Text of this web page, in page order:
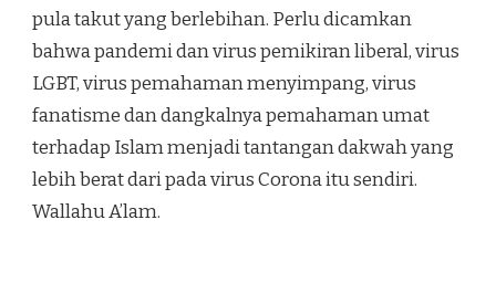
pula takut yang berlebihan. Perlu dicamkan
bahwa pandemi dan virus pemikiran liberal, virus
LGBT, virus pemahaman menyimpang, virus
fanatisme dan dangkalnya pemahaman umat
terhadap Islam menjadi tantangan dakwah yang
lebih berat dari pada virus Corona itu sendiri.
Wallahu A’lam.